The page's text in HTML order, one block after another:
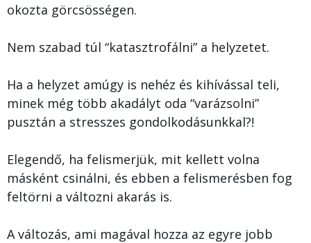
okozta görcsösségen.
Nem szabad túl “katasztrofálni” a helyzetet.
Ha a helyzet amúgy is nehéz és kihívással teli,
minek még több akadályt oda “varázsolni”
pusztán a stresszes gondolkodásunkkal?!
Elegendő, ha felismerjük, mit kellett volna
másként csinálni, és ebben a felismerésben fog
feltörni a változni akarás is.
A változás, ami magával hozza az egyre jobb